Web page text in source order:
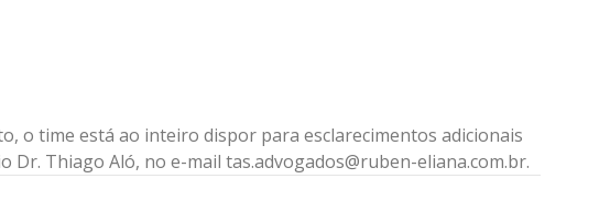
o time está ao inteiro dispor para esclarecimentos adicionais
Dr. Thiago Aló, no e-mail tas.advogados@ruben-eliana.com.br.